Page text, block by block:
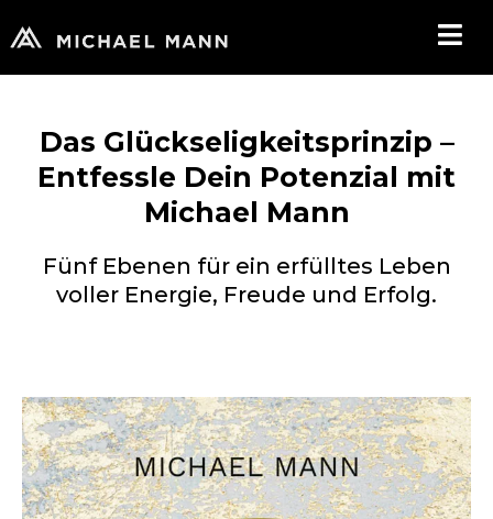
Das Glückseligkeitsprinzip –
Entfessle Dein Potenzial mit
Michael Mann
Fünf Ebenen für ein erfülltes Leben
voller Energie, Freude und Erfolg.